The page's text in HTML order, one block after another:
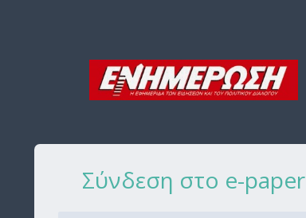
Σύνδεση στο e-paper